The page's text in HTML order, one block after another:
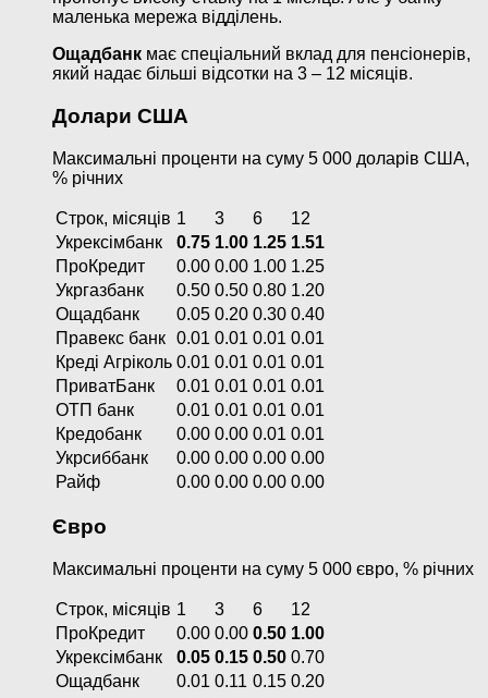
маленька мережа відділень.
Ощадбанк має спеціальний вклад для пенсіонерів,
який надає більші відсотки на 3 – 12 місяців.
Долари США
Максимальні проценти на суму 5 000 доларів США,
% річних
Строк, місяців 1 3 6
12
Укрексімбанк
0.75 1.00 1.25 1.51
ПроКредит
0.00 0.00 1.00 1.25
Укргазбанк
0.50 0.50 0.80 1.20
Ощадбанк
0.05 0.20 0.30 0.40
Правекс банк 0.01 0.01 0.01 0.01
Креді Агріколь 0.01 0.01 0.01 0.01
ПриватБанк
0.01 0.01 0.01 0.01
ОТП банк
0.01 0.01 0.01 0.01
Кредобанк
0.00 0.00 0.01 0.01
Укрсиббанк
0.00 0.00 0.00 0.00
Райф
0.00 0.00 0.00 0.00
Євро
Максимальні проценти на суму 5 000 євро, % річних
Строк, місяців 1 3 6
12
ПроКредит
0.00 0.00 0.50 1.00
Укрексімбанк
0.05 0.15 0.50 0.70
Ощадбанк
0.01 0.11 0.15 0.20